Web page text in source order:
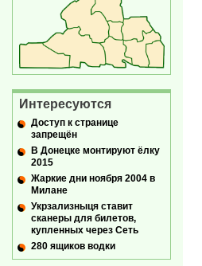
Интересуются
Доступ к странице
запрещён
В Донецке монтируют ёлку
2015
Жаркие дни ноября 2004 в
Милане
Укрзализныця ставит
сканеры для билетов,
купленных через Сеть
280 ящиков водки